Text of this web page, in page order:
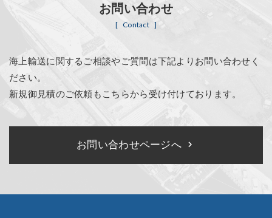
お問い合わせ
Contact
海上輸送に関するご相談やご質問は下記よりお問い合わせく
ださい。
新規御見積のご依頼もこちらから受け付けております。
お問い合わせページへ keyboard_arrow_right